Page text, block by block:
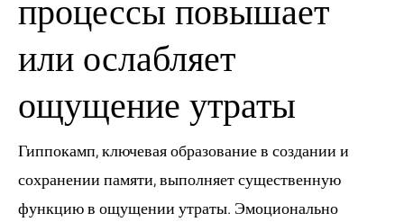
процессы повышает
или ослабляет
ощущение утраты
Гиппокамп, ключевая образование в создании и
сохранении памяти, выполняет существенную
функцию в ощущении утраты. Эмоционально